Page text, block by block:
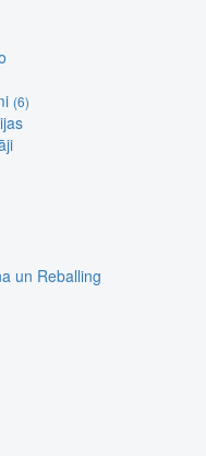
(6)
un Reballing